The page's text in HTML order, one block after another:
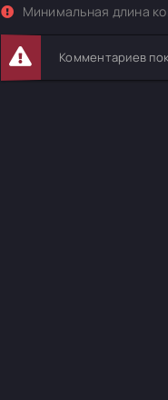
Минимальная длина
Комментариев